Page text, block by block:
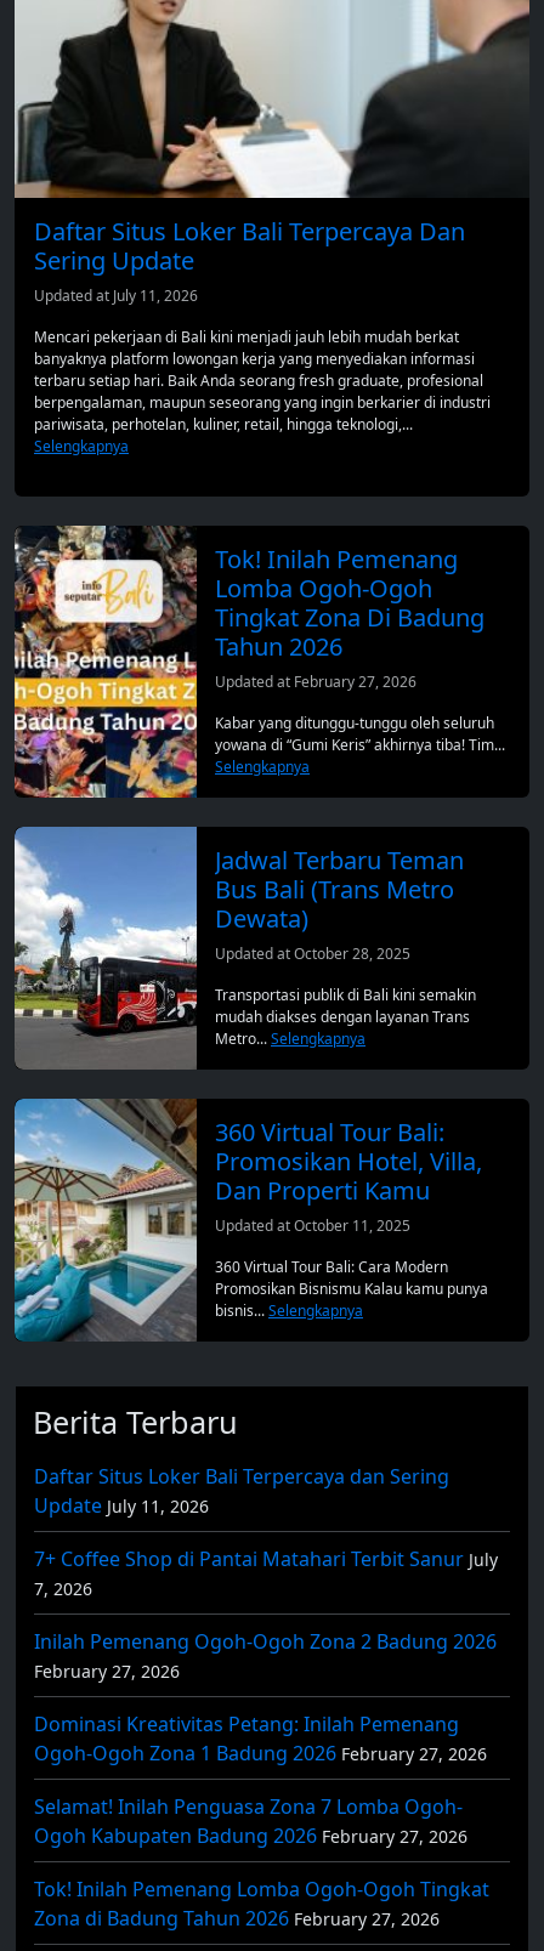
Daftar Situs Loker Bali Terpercaya Dan
Sering Update
Updated at July 11, 2026
Mencari pekerjaan di Bali kini menjadi jauh lebih mudah berkat
banyaknya platform lowongan kerja yang menyediakan informasi
terbaru setiap hari. Baik Anda seorang fresh graduate, profesional
berpengalaman, maupun seseorang yang ingin berkarier di industri
pariwisata, perhotelan, kuliner, retail, hingga teknologi,...
Selengkapnya
Tok! Inilah Pemenang
Lomba Ogoh-Ogoh
Tingkat Zona Di Badung
Tahun 2026
Updated at February 27, 2026
Kabar yang ditunggu-tunggu oleh seluruh
yowana di “Gumi Keris” akhirnya tiba! Tim...
Selengkapnya
Jadwal Terbaru Teman
Bus Bali (Trans Metro
Dewata)
Updated at October 28, 2025
Transportasi publik di Bali kini semakin
mudah diakses dengan layanan Trans
Metro...Selengkapnya
360 Virtual Tour Bali:
Promosikan Hotel, Villa,
Dan Properti Kamu
Updated at October 11, 2025
360 Virtual Tour Bali: Cara Modern
Promosikan Bisnismu Kalau kamu punya
bisnis...Selengkapnya
Berita Terbaru
Daftar Situs Loker Bali Terpercaya dan Sering
Update July 11, 2026
7+ Coffee Shop di Pantai Matahari Terbit Sanur July
7, 2026
Inilah Pemenang Ogoh-Ogoh Zona 2 Badung 2026
February 27, 2026
Dominasi Kreativitas Petang: Inilah Pemenang
Ogoh-Ogoh Zona 1 Badung 2026 February 27, 2026
Selamat! Inilah Penguasa Zona 7 Lomba Ogoh-
Ogoh Kabupaten Badung 2026 February 27, 2026
Tok! Inilah Pemenang Lomba Ogoh-Ogoh Tingkat
Zona di Badung Tahun 2026 February 27, 2026